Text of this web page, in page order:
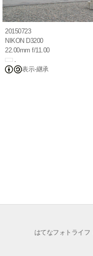
20150723
NIKON D3200
22.00mm f/11.00
表示-継承
はてなフォトライフ